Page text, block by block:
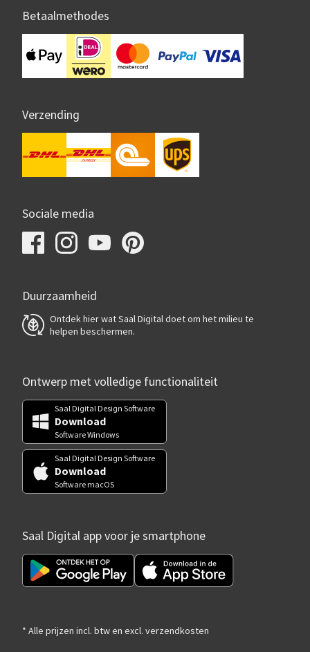
Betaalmethodes
Verzending
Sociale media
Duurzaamheid
Ontdek hier wat Saal Digital doet om het milieu te
helpen beschermen.
Ontwerp met volledige functionaliteit
Saal Digital Design Software
Download
Software Windows
Saal Digital Design Software
Download
Software macOS
Saal Digital app voor je smartphone
* Alle prijzen incl. btw en excl. verzendkosten